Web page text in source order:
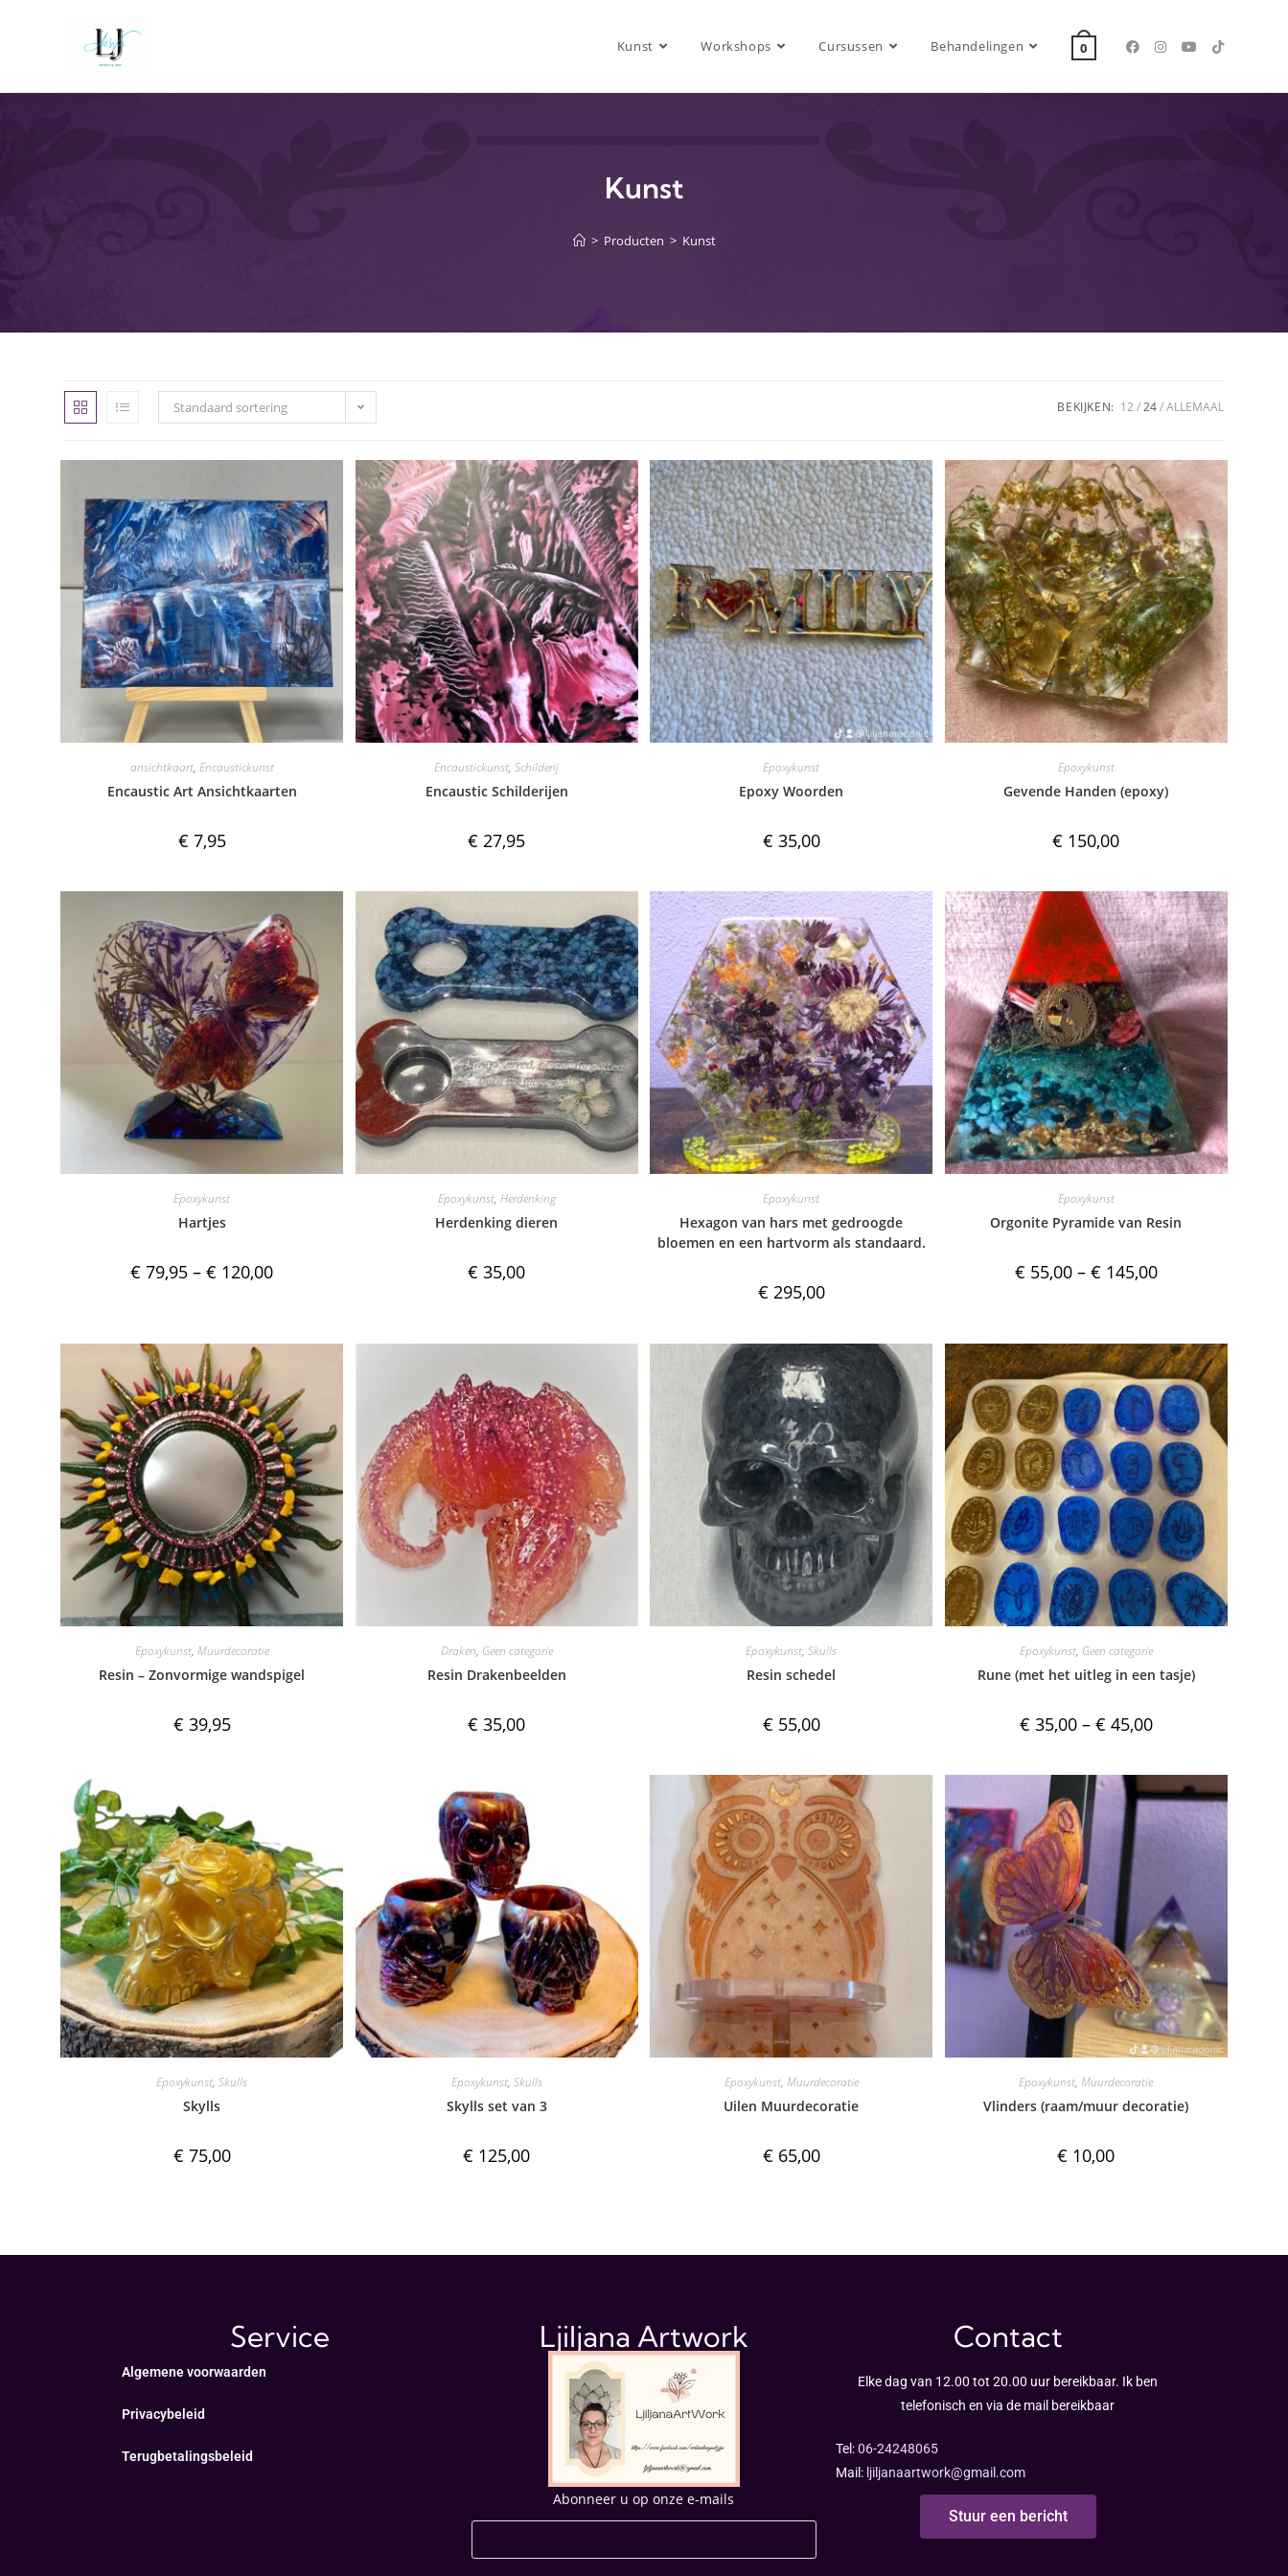
Kunst Workshops Cursussen Behandelingen 0
Kunst
> Producten > Kunst
Standaard sortering BEKIJKEN: 12 24 ALLEMAAL
ansichtkaart, Encaustickunst
Encaustic Art Ansichtkaarten
€ 7,95
Encaustickunst,Schilderij
Encaustic Schilderijen
€ 27,95
Epoxykunst
Epoxy Woorden
€ 35,00
Epoxykunst
Gevende Handen (epoxy)
€ 150,00
Epoxykunst
Hartjes
€ 79,95 –€ 120,00
Epoxykunst, Herdenking
Herdenking dieren
€ 35,00
Epoxykunst
Hexagon van hars met gedroogde
bloemen en een hartvorm als standaard.
€ 295,00
Epoxykunst
Orgonite Pyramide van Resin
€ 55,00– € 145,00
Epoxykunst, Muurdecoratie
Resin – Zonvormige wandspigel
€ 39,95
Draken, Geen categorie
Resin Drakenbeelden
€ 35,00
Epoxykunst,Skulls
Resin schedel
€ 55,00
Epoxykunst, Geen categorie
Rune (met het uitleg in een tasje)
€ 35,00– € 45,00
Epoxykunst,Skulls
Skylls
€ 75,00
Epoxykunst, Skulls
Skylls set van 3
€ 125,00
Epoxykunst, Muurdecoratie
Uilen Muurdecoratie
€ 65,00
Epoxykunst,Muurdecoratie
Vlinders (raam/muur decoratie)
€ 10,00
Service
Algemene voorwaarden
Privacybeleid
Terugbetalingsbeleid
Ljiljana Artwork
Abonneer u op onze e-mails
Contact
Elke dag van 12.00 tot 20.00 uur bereikbaar. Ik ben
telefonisch en via de mail bereikbaar
Tel:06-24248065
Mail: ljiljanaartwork@gmail.com
Stuur een bericht